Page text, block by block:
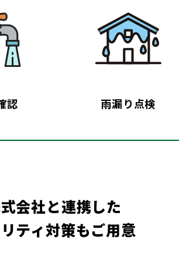
認 雨漏り点検
会社と連携した
ティ対策もご用意